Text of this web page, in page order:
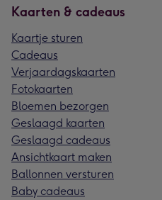
Kaarten & cadeaus
Kaartje sturen
Cadeaus
Verjaardagskaarten
Fotokaarten
Bloemen bezorgen
Geslaagd kaarten
Geslaagd cadeaus
Ansichtkaart maken
Ballonnen versturen
Baby cadeaus